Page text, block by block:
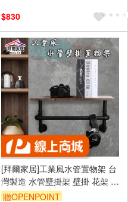
$830
[拜爾家居]工業風水管置物架 台
灣製造 水管壁掛架 壁掛 花架 衣
架 店面 服飾店 開放展示架 酒吧
贈OPENPOINT